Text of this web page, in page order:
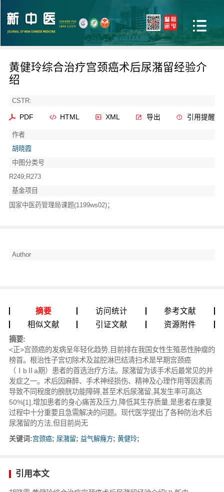
黄健玲综合治疗宫颈癌术后尿潴留经验介
绍
CSTR:
PDF HTML XML 导出 引用提醒
作者
胡晓霞
中图分类号
R249;R273
基金项目
国家中医药管理局课题(1199ws02)；
Author
摘要 访问统计
参考文献
相似文献
引证文献 资源附件
摘要:
<正>宫颈癌的发病呈年轻化趋势,目前排在我国女性生殖恶性肿瘤的
榜首。根治性子宫切除术及盆腔淋巴结清扫术是早期宫颈癌
（ⅠbⅡa期）患者的首选治疗方法。尿潴留为该手术后最常见的并
发症之一。术后因麻醉、手术神经损伤、精神及心理作用等因素而
导致不同程度的膀胱功能障碍,甚至术后尿潴留,其发生率可高达
50%[1],增加患者的身心痛苦及压力,降低其生存质量,是患者在康复
过程中十分重要且急需解决的问题。现代医学提出了各种防治术后
尿潴留的方法,但目前尚无
关键词:宫颈癌; 尿潴留; 益气解癃方; 黄健玲;
引用本文